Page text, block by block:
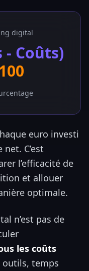
digital
- Coûts)
euro investi
C’est
l’efficacité de
et allouer
optimale.
n’est pas de
les coûts
outils, temps